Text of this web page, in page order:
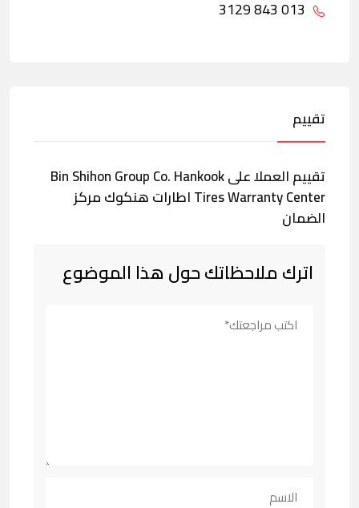
تقييم
تقييم العملا على Bin Shihon Group Co. Hankook
Tires Warranty Center اطارات هنكوك مركز
الضمان
اترك ملاحظاتك حول هذا الموضوع